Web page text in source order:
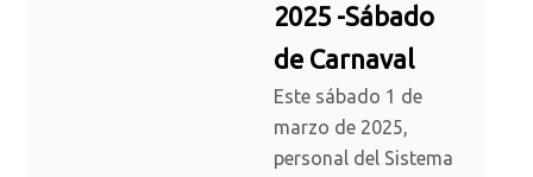
2025 -Sábado
de Carnaval
Este sábado 1 de
marzo de 2025,
personal del Sistema